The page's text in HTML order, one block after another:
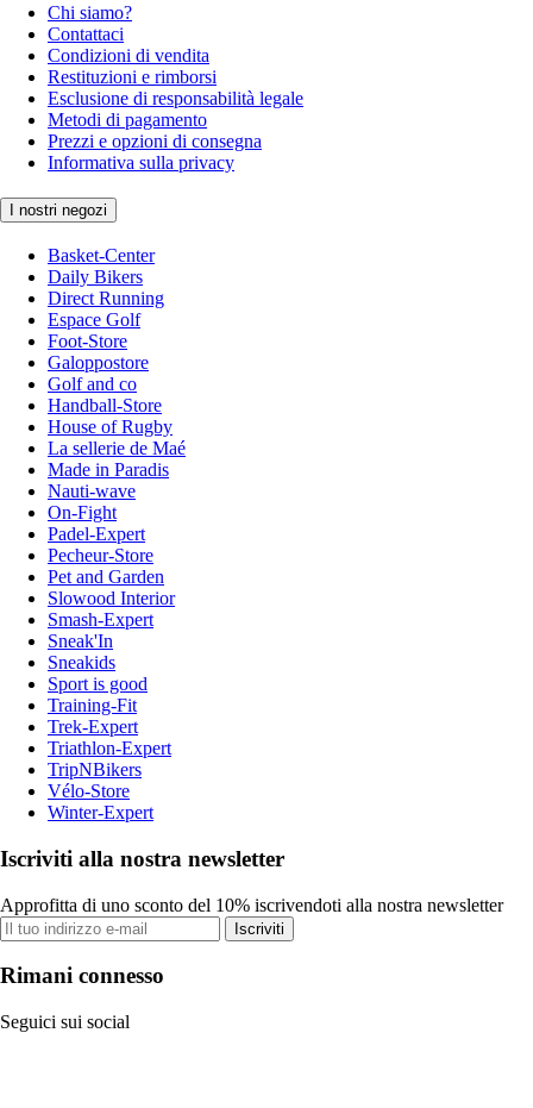
Chi siamo?
Contattaci
Condizioni di vendita
Restituzioni e rimborsi
Esclusione di responsabilità legale
Metodi di pagamento
Prezzi e opzioni di consegna
Informativa sulla privacy
I nostri negozi
Basket-Center
Daily Bikers
Direct Running
Espace Golf
Foot-Store
Galoppostore
Golf and co
Handball-Store
House of Rugby
La sellerie de Maé
Made in Paradis
Nauti-wave
On-Fight
Padel-Expert
Pecheur-Store
Pet and Garden
Slowood Interior
Smash-Expert
Sneak'In
Sneakids
Sport is good
Training-Fit
Trek-Expert
Triathlon-Expert
TripNBikers
Vélo-Store
Winter-Expert
Iscriviti alla nostra newsletter
Approfitta di uno sconto del 10% iscrivendoti alla nostra newsletter
Iscriviti
Rimani connesso
Seguici sui social